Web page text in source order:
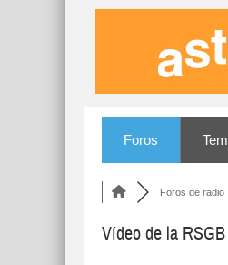
Foros
Foros de radio
Vídeo de la RSGB